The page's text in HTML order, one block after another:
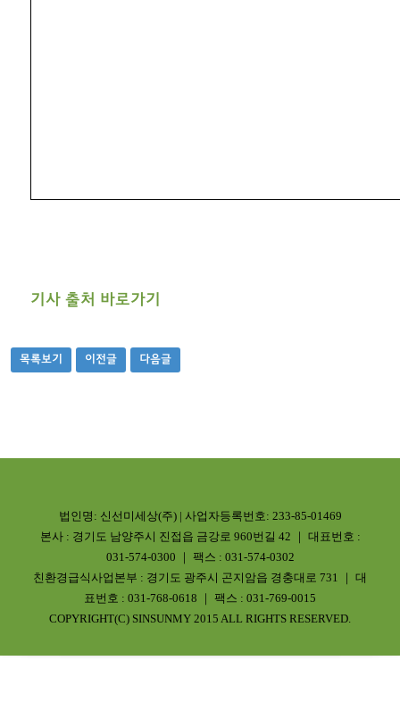
기사 출처 바로가기
목록보기 이전글 다음글
법인명: 신선미세상(주) | 사업자등록번호: 233-85-01469
본사 : 경기도 남양주시 진접읍 금강로 960번길 42 ｜ 대표번호 :
031-574-0300 ｜ 팩스 : 031-574-0302
친환경급식사업본부 : 경기도 광주시 곤지암읍 경충대로 731 ｜ 대
표번호 : 031-768-0618 ｜ 팩스 : 031-769-0015
COPYRIGHT(C) SINSUNMY 2015 ALL RIGHTS RESERVED.